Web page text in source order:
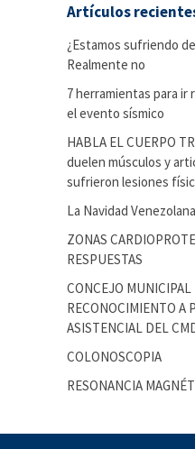
Artículos
¿Estamos sufriendo
Realmente no
7 herramientas para ir
el evento sísmico
HABLA EL CUERPO
duelen músculos y
sufrieron lesiones
La Navidad
ZONAS
RESPUESTAS
CONCEJO
RECONOCIMIENTO A
ASISTENCIAL DEL
COLONOSCOPIA
RESONANCIA